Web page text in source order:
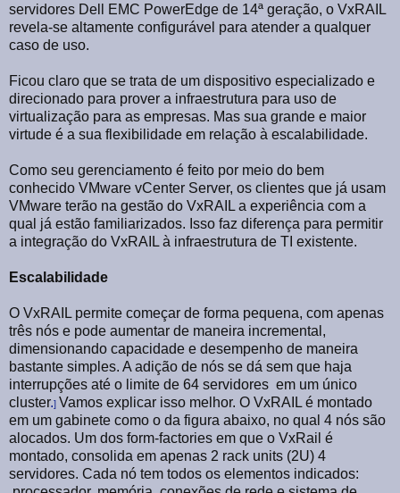
servidores Dell EMC PowerEdge de 14ª geração, o VxRAIL
revela-se altamente configurável para atender a qualquer
caso de uso.
Ficou claro que se trata de um dispositivo especializado e
direcionado para prover a infraestrutura para uso de
virtualização para as empresas. Mas sua grande e maior
virtude é a sua flexibilidade em relação à escalabilidade.
Como seu gerenciamento é feito por meio do bem
conhecido VMware vCenter Server, os clientes que já usam
VMware terão na gestão do VxRAIL a experiência com a
qual já estão familiarizados. Isso faz diferença para permitir
a integração do VxRAIL à infraestrutura de TI existente.
Escalabilidade
O VxRAIL permite começar de forma pequena, com apenas
três nós e pode aumentar de maneira incremental,
dimensionando capacidade e desempenho de maneira
bastante simples. A adição de nós se dá sem que haja
interrupções até o limite de 64 servidores em um único
cluster.] Vamos explicar isso melhor. O VxRAIL é montado
em um gabinete como o da figura abaixo, no qual 4 nós são
alocados. Um dos form-factories em que o VxRail é
montado, consolida em apenas 2 rack units (2U) 4
servidores. Cada nó tem todos os elementos indicados: